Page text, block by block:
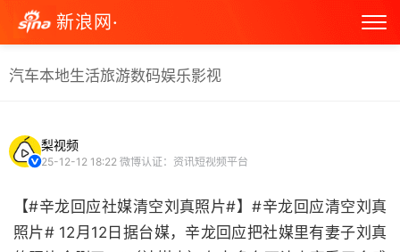
新浪网·
汽车本地生活旅游数码娱乐影视
梨视频
25-12-12 18:22 微博认证：资讯短视频平台
【#辛龙回应社媒清空刘真照片#】#辛龙回应清空刘真
照片# 12月12日据台媒，辛龙回应把社媒里有妻子刘真